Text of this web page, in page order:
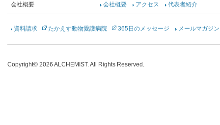
会社概要 会社概要 アクセス 代表者紹介
資料請求 たかえす動物愛護病院 365日のメッセージ メールマガジン
Copyright© 2026 ALCHEMIST. All Rights Reserved.